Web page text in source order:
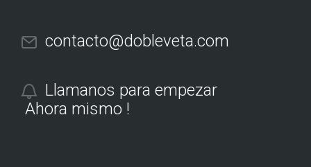
contacto@dobleveta.com
Llamanos para empezar
Ahora mismo !